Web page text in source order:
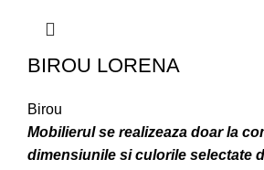
BIROU LORENA
Birou
Mobilierul se realizeaza doar la
dimensiunile si culorile selectate